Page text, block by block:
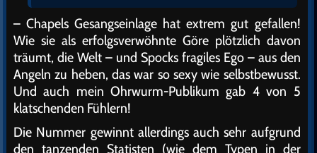
– Chapels Gesangseinlage hat extrem gut gefallen!
Wie sie als erfolgsverwöhnte Göre plötzlich davon
träumt, die Welt – und Spocks fragiles Ego – aus den
Angeln zu heben, das war so sexy wie selbstbewusst.
Und auch mein Ohrwurm-Publikum gab 4 von 5
klatschenden Fühlern!
Die Nummer gewinnt allerdings auch sehr aufgrund
den tanzenden Statisten (wie dem Typen in der